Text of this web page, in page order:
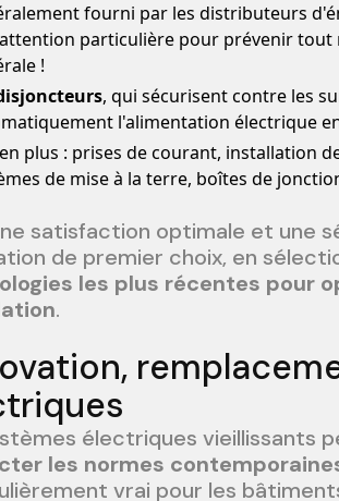
fourni par les distributeurs
particulière pour prévenir tout
!
, qui sécurisent contre les
l'alimentation électrique
plus : prises de courant, installation
de mise à la terre, boîtes de
satisfaction optimale et une
de premier choix, en
les plus récentes pour
.
électriques vieillissants
les normes
vrai pour les